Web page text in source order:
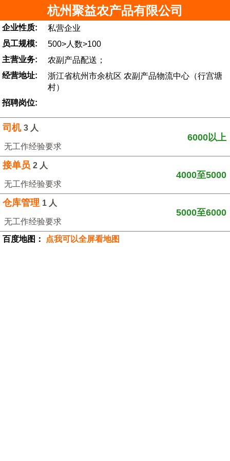
杭州聚益农产品有限公司
企业性质:
私营企业
员工规模:
500>人数>100
主营业务:
农副产品配送；
经营地址:
浙江省杭州市余杭区 农副产品物流中心（行宫塘
村）
招聘岗位:
司机 3 人
无工作经验要求
6000以上
接单员 2 人
无工作经验要求
4000至5000
仓库管理 1 人
无工作经验要求
5000至6000
百度地图： 点我可以全屏看地图